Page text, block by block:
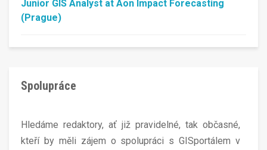
Junior GIS Analyst at Aon Impact Forecasting
(Prague)
Spolupráce
Hledáme redaktory, ať již pravidelné, tak občasné,
kteří by měli zájem o spolupráci s GISportálem v